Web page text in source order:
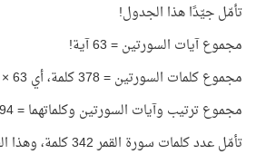
تأمّل جيّدًا هذا الجدول!
مجموع آيات السورتين = 63 آية!
مجموع كلمات السورتين = 378 كلمة، أي 63 × 6
مجموع ترتيب وآيات السورتين وكلماتهما = 594، وهذا العدد = 99 × 6
تأمّل عدد كلمات سورة القمر 342 كلمة، وهذا العدد = 114 × 3